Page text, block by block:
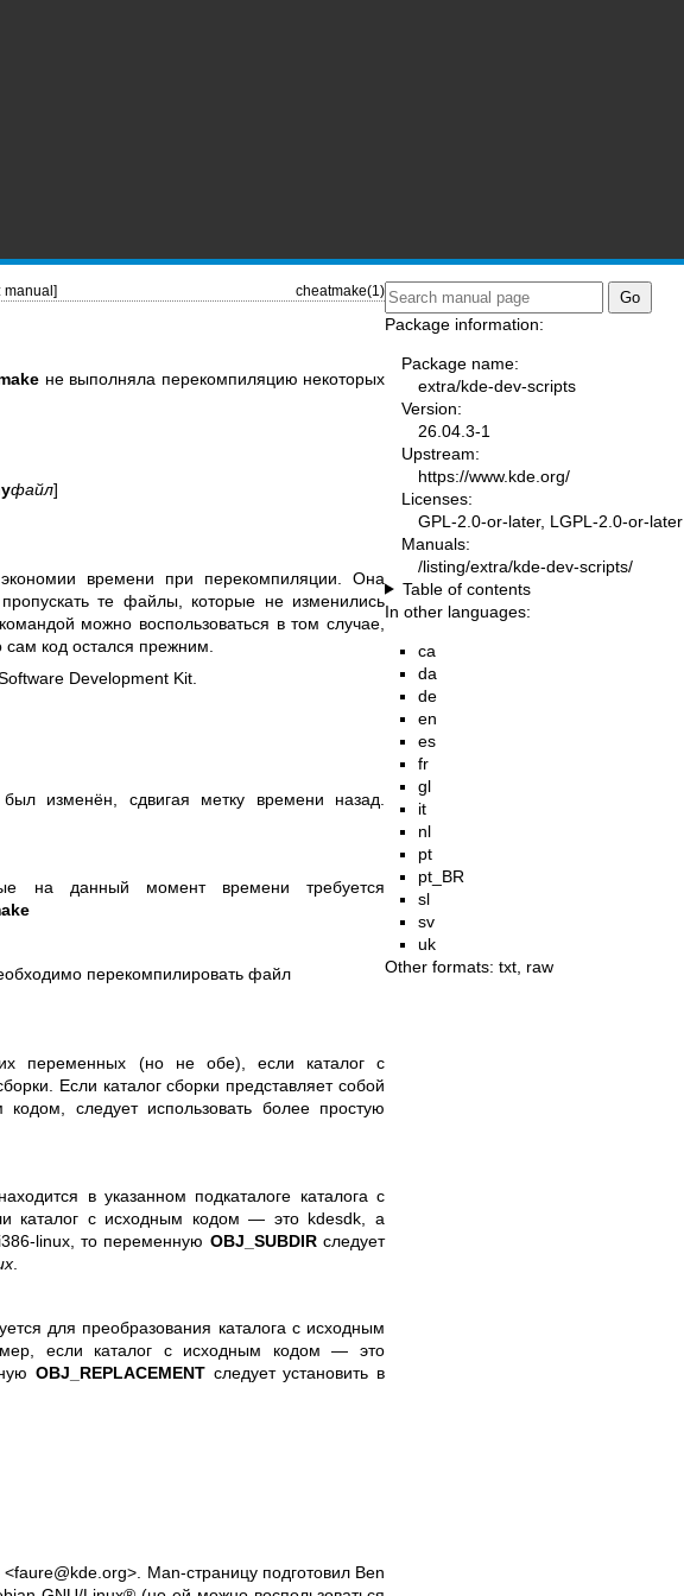
manual] cheatmake(1)
не выполняла перекомпиляцию некоторых
файл]
времени при перекомпиляции. Она
те файлы, которые не изменились
можно воспользоваться в том случае,
код остался прежним.
Development Kit.
изменён, сдвигая метку времени назад.
на данный момент времени требуется
перекомпилировать файл
переменных (но не обе), если каталог с
Если каталог сборки представляет собой
кодом, следует использовать более простую
в указанном подкаталоге каталога с
каталог с исходным кодом — это kdesdk, а
linux, то переменную OBJ_SUBDIRследует
для преобразования каталога с исходным
если каталог с исходным кодом — это
OBJ_REPLACEMENT следует установить в
Man-страницу подготовил Ben
Package information:
Package name:
extra/kde-dev-scripts
Version:
26.04.3-1
Upstream:
https://www.kde.org/
Licenses:
GPL-2.0-or-later, LGPL-2.0-or-later
Manuals:
/listing/extra/kde-dev-scripts/
Table of contents
In other languages:
ca
da
de
en
es
fr
gl
it
nl
pt
pt_BR
sl
sv
uk
Other formats: txt raw